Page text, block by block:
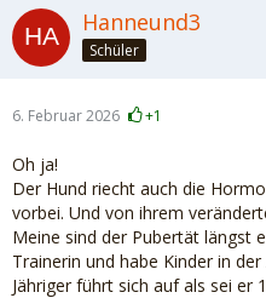
Hanneund3
Schüler
6. Februar 2026 +1
Oh ja!
Der Hund riecht auch die
vorbei. Und von ihrem
Meine sind der Pubertät längst
Trainerin und habe Kinder in
Jähriger führt sich auf als sei er